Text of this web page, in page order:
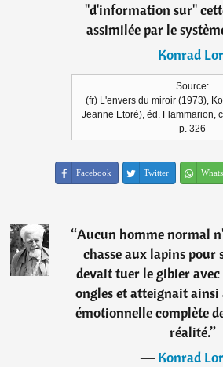
"d'information sur"
assimilée par le
―Konrad
Source:
(fr) L'envers du miroir (1973),
Jeanne Etoré), éd. Flammarion,
p. 326
Facebook Twitter
“Aucun homme normal
chasse aux lapins pour
devait tuer le gibier avec
ongles et atteignait
émotionnelle complète
réalité.”
―Konrad